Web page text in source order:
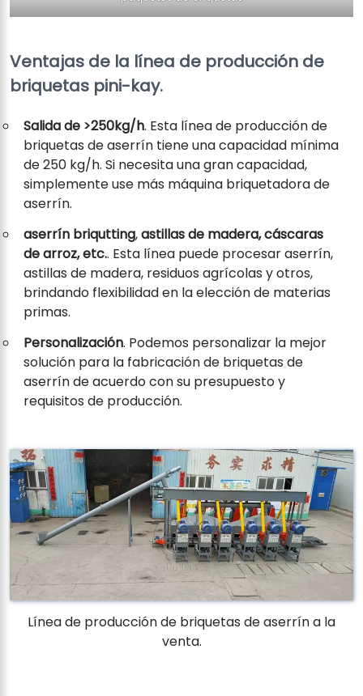
Ventajas de la línea de producción de
briquetas pini-kay.
Salida de >250kg/h. Esta línea de producción de
briquetas de aserrín tiene una capacidad mínima
de 250 kg/h. Si necesita una gran capacidad,
simplemente use más máquina briquetadora de
aserrín.
aserrín briqutting,astillas de madera, cáscaras
de arroz, etc.. Esta línea puede procesar aserrín,
astillas de madera, residuos agrícolas y otros,
brindando flexibilidad en la elección de materias
primas.
Personalización. Podemos personalizar la mejor
solución para la fabricación de briquetas de
aserrín de acuerdo con su presupuesto y
requisitos de producción.
Línea de producción de briquetas de aserrín a la
venta.